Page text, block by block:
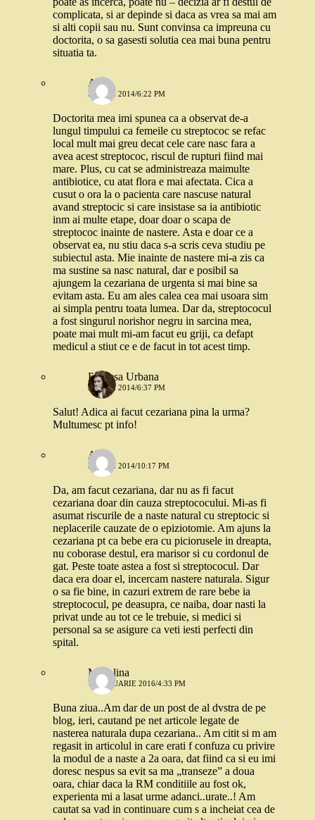
complicata, si ar depinde si daca as vrea sa mai am
si alti copii sau nu. Sunt convinsa ca impreuna cu
doctorita, o sa gasesti solutia cea mai buna pentru
situatia ta.
Ana
3 IUNIE 2014/6:22 PM
Doctorita mea imi spunea ca a observat de-a
lungul timpului ca femeile cu streptococ se refac
local mult mai greu decat cele care nasc fara a
avea acest streptococ, riscul de rupturi fiind mai
mare. Plus, cu cat se administreaza maimulte
antibiotice, cu atat flora e mai afectata. Cica a
cusut o ora la o pacienta care nascuse natural
avand streptocic si care insistase sa ia antibiotic
inm ai multe etape, doar doar o scapa de
streptococ inainte de nastere. Asta e doar ce a
observat ea, nu stiu daca s-a scris ceva studiu pe
subiectul asta. Mie inainte de nastere mi-a zis ca
ma sustine sa nasc natural, dar e posibil sa
ajungem la cezariana de urgenta si mai bine sa
evitam asta. Eu am ales calea cea mai usoara sim
ai simpla pentru toata lumea. Dar da, streptococul
a fost singurul norishor negru in sarcina mea,
poate mai mult mi-am facut eu griji, ca defapt
medicul a stiut ce e de facut in tot acest timp.
Printesa Urbana
3 IUNIE 2014/6:37 PM
Salut! Adica ai facut cezariana pina la urma?
Multumesc pt info!
Ana
3 IUNIE 2014/10:17 PM
Da, am facut cezariana, dar nu as fi facut
cezariana doar din cauza streptococului. Mi-as fi
asumat riscurile de a naste natural cu streptocic si
neplacerile cauzate de o epiziotomie. Am ajuns la
cezariana pt ca bebe era cu piciorusele in dreapta,
nu coborase destul, era marisor si cu cordonul de
gat. Peste toate astea a fost si streptococul. Dar
daca era doar el, incercam nastere naturala. Sigur
o sa fie bine, in cazuri extrem de rare bebe ia
streptococul, pe deasupra, ce naiba, doar nasti la
privat unde au tot ce le trebuie, si medici si
personal sa se asigure ca veti iesti perfecti din
spital.
Madalina
11 IANUARIE 2016/4:33 PM
Buna ziua..Am dar de un post de al dvstra de pe
blog, ieri, cautand pe net articole legate de
nasterea naturala dupa cezariana.. Am citit si m am
regasit in articolul in care erati f confuza cu privire
la modul de a naste a 2a oara, dat fiind ca si eu imi
doresc nespus sa evit sa ma „transeze” a doua
oara, chiar daca la RM conditiile au fost ok,
experienta mi a lasat urme adanci..urate..! Am
cautat sa vad in continuare cum s a incheiat cea de